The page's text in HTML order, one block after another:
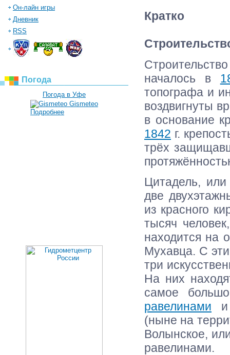
Он-лайн игры
Дневник
RSS
Погода
Погода в Уфе
Gismeteo
Подробнее
Кратко
началось в
топографа и
воздвигнуты
в основание
1842 г.
трёх
Цитадель, или
две
из красного
тысяч
находится на
Мухавца. С
три
На них
самое
равелинами
(ныне на
Волынское,
равелинами.